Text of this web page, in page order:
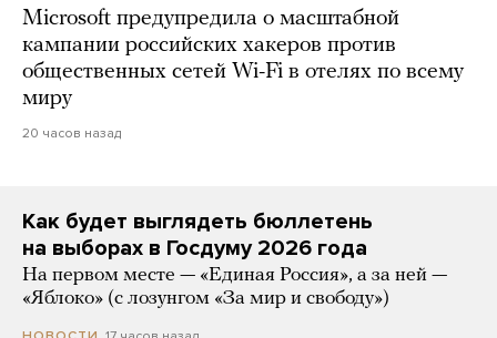
Microsoft предупредила о масштабной
кампании российских хакеров против
общественных сетей Wi-Fi в отелях по всему
миру
20 часов назад
Как будет выглядеть бюллетень
на выборах в Госдуму 2026 года
На первом месте — «Единая Россия», а за ней —
«Яблоко» (с лозунгом «За мир и свободу»)